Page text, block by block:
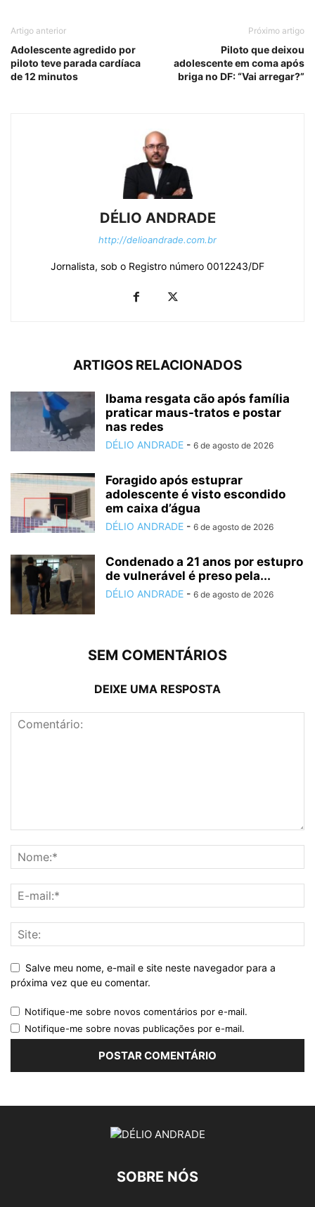
Artigo anterior
Adolescente agredido por
piloto teve parada cardíaca
de 12 minutos
Próximo artigo
Piloto que deixou
adolescente em coma após
briga no DF: “Vai arregar?”
DÉLIO ANDRADE
http://delioandrade.com.br
Jornalista, sob o Registro número 0012243/DF
ARTIGOS RELACIONADOS
Ibama resgata cão após família
praticar maus-tratos e postar
nas redes
DÉLIO ANDRADE - 6 de agosto de 2026
Foragido após estuprar
adolescente é visto escondido
em caixa d’água
DÉLIO ANDRADE - 6 de agosto de 2026
Condenado a 21 anos por estupro
de vulnerável é preso pela...
DÉLIO ANDRADE - 6 de agosto de 2026
SEM COMENTÁRIOS
DEIXE UMA RESPOSTA
Salve meu nome, e-mail e site neste navegador para a
próxima vez que eu comentar.
Notifique-me sobre novos comentários por e-mail.
Notifique-me sobre novas publicações por e-mail.
SOBRE NÓS